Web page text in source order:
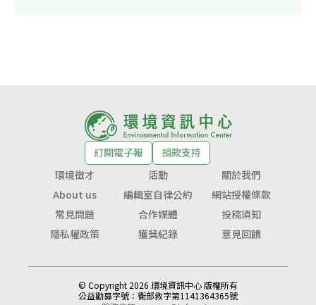
訂閱電子報
捐款支持
環境徵才
活動
關於我們
About us
編輯室自律公約
網站授權條款
常見問題
合作媒體
投稿須知
隱私權政策
獲獎紀錄 意見回饋
© Copyright 2026 環境資訊中心 版權所有
公益勸募字號： 衛部救字第1141364365號